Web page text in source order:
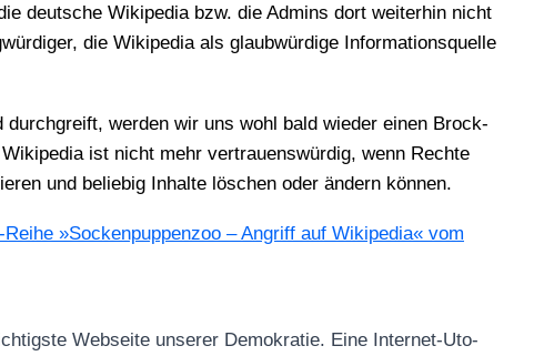
deut­sche Wiki­pe­dia bzw. die Admins dort wei­ter­hin nicht
die Wiki­pe­dia als glaub­wür­di­ge Infor­ma­ti­ons­quel­le
durch­greift, wer­den wir uns wohl bald wie­der einen Brock­
ist nicht mehr ver­trau­ens­wür­dig, wenn Rech­te
und belie­big Inhal­te löschen oder ändern kön­nen.
»Socken­pup­pen­zoo – Angriff auf Wiki­pe­dia« vom
Web­sei­te unse­rer Demo­kra­tie. Eine Inter­net-Uto­